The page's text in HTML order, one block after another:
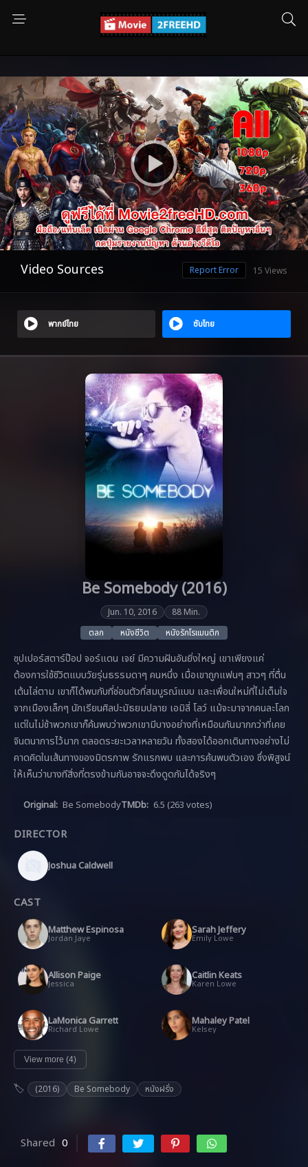
Video Sources 15 Views
Report Error
พากย์ไทย ซับไทย
Be Somebody (2016)
Jun. 10, 2016
88 Min.
ตลก
หนังชีวิต หนังรักโรแมนติก
ซุปเปอร์สตาร์ป๊อป จอร์แดน เจย์ มีความฝันอันยิ่งใหญ่ เขาเพียงแค่
ต้องการใช้ชีวิตแบบวัยรุ่นธรรมดาๆ คนหนึ่ง เมื่อเขาถูกแฟนๆ สาวๆ ที่ตื่น
เต้นไล่ตาม เขาก็ได้พบกับที่ซ่อนตัวที่สมบูรณ์แบบ และเพื่อนใหม่ที่ไม่เต็มใจ
จากเมืองเล็กๆ นักเรียนศิลปะมัธยมปลาย เอมิลี่ โลว์ แม้จะมาจากคนละโลก
แต่ในไม่ช้าพวกเขาก็ค้นพบว่าพวกเขามีบางอย่างที่เหมือนกันมากกว่าที่เคย
จินตนาการไว้มาก ตลอดระยะเวลาหลายวัน ทั้งสองได้ออกเดินทางอย่างไม่
คาดคิดในเส้นทางของมิตรภาพ รักแรกพบ และการค้นพบตัวเอง ซึ่งพิสูจน์
ให้เห็นว่าบางทีสิ่งที่ตรงข้ามกันอาจจะดึงดูดกันได้จริงๆ
Original: Be SomebodyTMDb: 6.5 (263 votes)
DIRECTOR
Joshua Caldwell
CAST
Matthew Espinosa
Jordan Jaye
Sarah Jeffery
Emily Lowe
Allison Paige
Jessica
Caitlin Keats
Karen Lowe
LaMonica Garrett
Richard Lowe
Mahaley Patel
Kelsey
View more (4)
(2016) Be Somebody หนังฝรั่ง
Shared 0